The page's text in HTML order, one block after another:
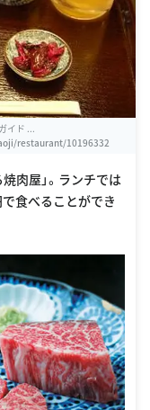
イド ...
restaurant/10196332
肉屋」。ランチでは
食べることができ